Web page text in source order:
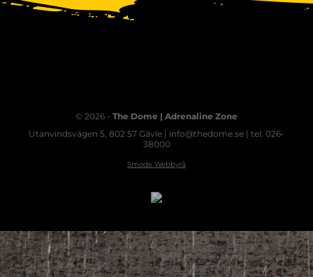
© 2026 - The Dome | Adrenaline Zone
Utanvindsvägen 5, 802 57 Gävle | info@thedome.se | tel. 026-
38000
Smode Webbyrå